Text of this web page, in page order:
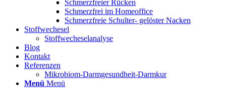
Schmerzfreier Rücken
Schmerzfrei im Homeoffice
Schmerzfreie Schulter- gelöster Nacken
Stoffwechesel
Stoffwecheselanalyse
Blog
Kontakt
Referenzen
Mikrobiom-Darmgesundheit-Darmkur
Menü Menü